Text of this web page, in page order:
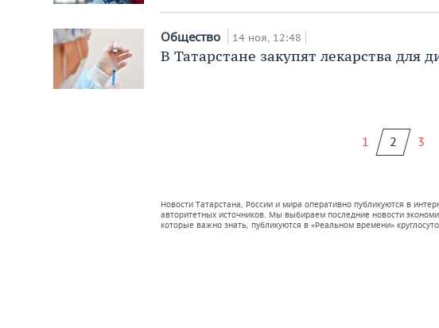
Общество 14 ноя, 12:48
В Татарстане закупят лекарства для
1 2 3
Новости Татарстана, России и мира оперативно публикуются в
авторитетных источников. Мы выбираем последние новости
которые важно знать, публикуются в «Реальном времени»